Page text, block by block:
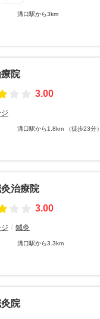
溝口駅から3km
院
3.00
溝口駅から1.8km （徒歩23分）
治療院
3.00
鍼灸
溝口駅から3.3km
院